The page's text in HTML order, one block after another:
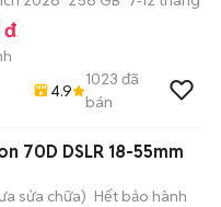
đ
4.9
1023 đã
bán
70D DSLR 18-55mm
sửa chữa) Hết bảo hành